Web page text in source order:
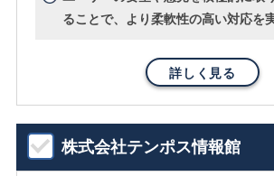
ることで、より柔軟性の高い対応を
詳しく見る
株式会社テンポス情報館